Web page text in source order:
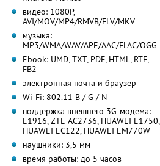
видео: 1080P,
AVI/MOV/MP4/RMVB/FLV/MKV
музыка:
MP3/WMA/WAV/APE/AAC/FLAC/OGG
Ebook: UMD, TXT, PDF, HTML, RTF,
FB2
электронная почта и браузер
Wi-Fi: 802.11 B / G / N
поддержка внешнего 3G-модема:
E1916, ZTE AC2736, HUAWEI E1750,
HUAWEI EC122, HUAWEI EM770W
наушники: 3,5 мм
время работы: до 5 часов